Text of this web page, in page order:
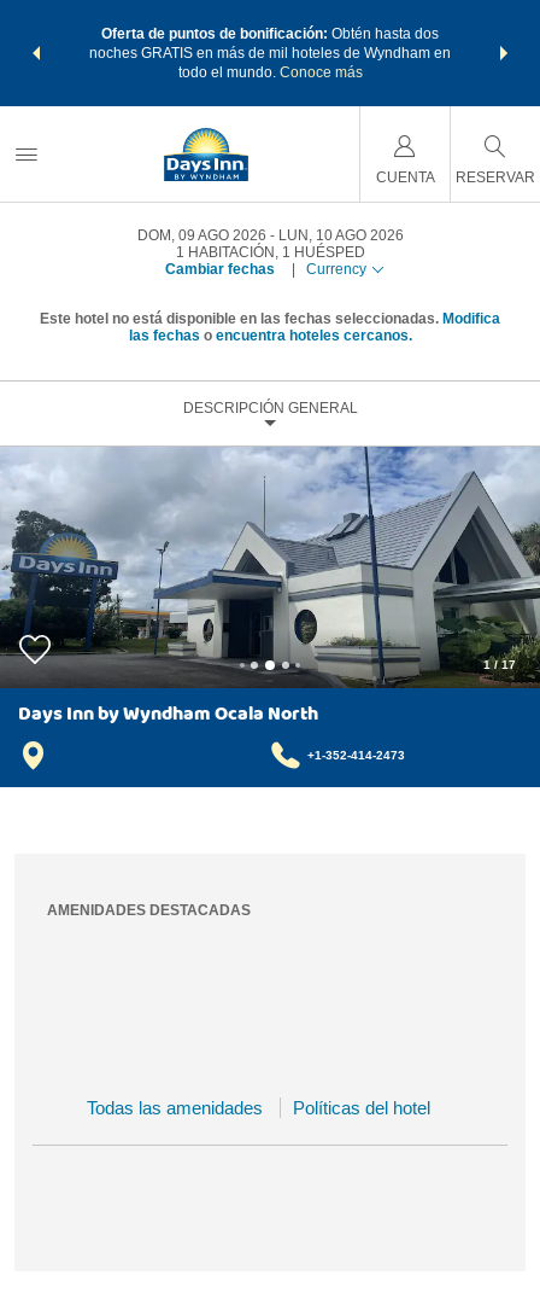
Oferta de puntos de bonificación:Obtén hasta dos
noches GRATIS en más de mil hoteles de Wyndham en
todo el mundo. Conoce más
de viaje
CUENTA RESERVAR
DOM, 09 AGO 2026
LUN, 10 AGO 2026
1 HABITACIÓN , 1 HUÉSPED
Cambiar fechas
Currency
Este hotel no está disponible en las fechas seleccionadas. Modifica
las fechas o encuentra hoteles cercanos.
DESCRIPCIÓN GENERAL
1/17
Days Inn by Wyndham Ocala North
+1-352-414-2473
AMENIDADES DESTACADAS
Todas las amenidades Políticas del hotel